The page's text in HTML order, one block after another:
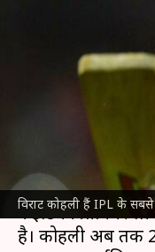
विराट कोहली हैं IPL के
IPL: विराट
दिलचस्प
इकलौते
Mar
रॉयल चैलेंजर्स बैंगलोर
ने इंडियन प्रीमियर
है। कोहली अब तक